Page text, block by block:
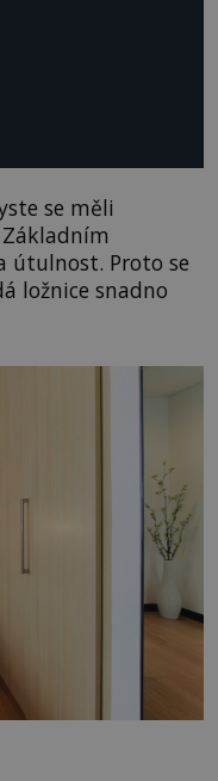
se měli
útulnost. Proto se
ložnice snadno